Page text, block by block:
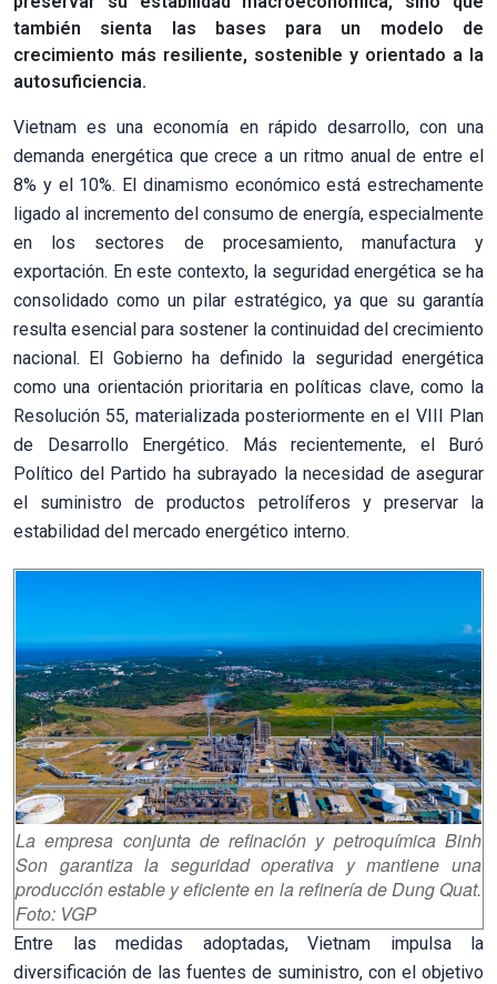
también sienta las bases para un modelo de
crecimiento más resiliente, sostenible y orientado a la
autosuficiencia.
Vietnam es una economía en rápido desarrollo, con una
demanda energética que crece a un ritmo anual de entre el
8% y el 10%. El dinamismo económico está estrechamente
ligado al incremento del consumo de energía, especialmente
en los sectores de procesamiento, manufactura y
exportación. En este contexto, la seguridad energética se ha
consolidado como un pilar estratégico, ya que su garantía
resulta esencial para sostener la continuidad del crecimiento
nacional. El Gobierno ha definido la seguridad energética
como una orientación prioritaria en políticas clave, como la
Resolución 55, materializada posteriormente en el VIII Plan
de Desarrollo Energético. Más recientemente, el Buró
Político del Partido ha subrayado la necesidad de asegurar
el suministro de productos petrolíferos y preservar la
estabilidad del mercado energético interno.
La empresa conjunta de refinación y petroquímica Binh
Son garantiza la seguridad operativa y mantiene una
producción estable y eficiente en la refinería de Dung Quat.
Foto: VGP
Entre las medidas adoptadas, Vietnam impulsa la
diversificación de las fuentes de suministro, con el objetivo